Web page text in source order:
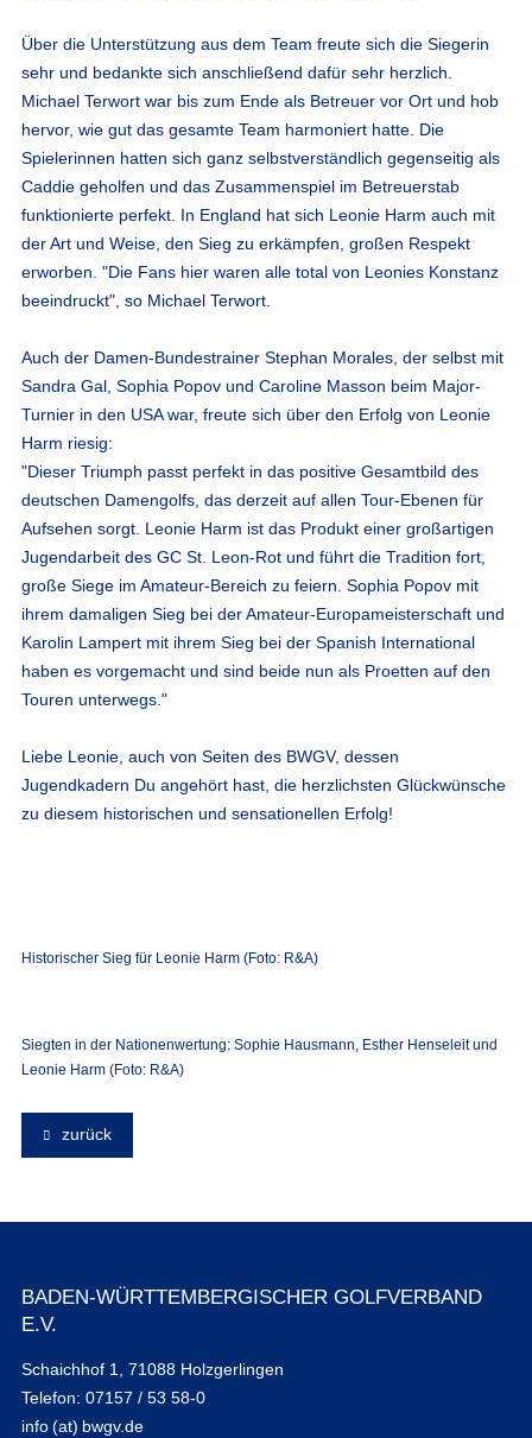
Über die Unterstützung aus dem Team freute sich die Siegerin
sehr und bedankte sich anschließend dafür sehr herzlich.
Michael Terwort war bis zum Ende als Betreuer vor Ort und hob
hervor, wie gut das gesamte Team harmoniert hatte. Die
Spielerinnen hatten sich ganz selbstverständlich gegenseitig als
Caddie geholfen und das Zusammenspiel im Betreuerstab
funktionierte perfekt. In England hat sich Leonie Harm auch mit
der Art und Weise, den Sieg zu erkämpfen, großen Respekt
erworben. "Die Fans hier waren alle total von Leonies Konstanz
beeindruckt", so Michael Terwort.
Auch der Damen-Bundestrainer Stephan Morales, der selbst mit
Sandra Gal, Sophia Popov und Caroline Masson beim Major-
Turnier in den USA war, freute sich über den Erfolg von Leonie
Harm riesig:
"Dieser Triumph passt perfekt in das positive Gesamtbild des
deutschen Damengolfs, das derzeit auf allen Tour-Ebenen für
Aufsehen sorgt. Leonie Harm ist das Produkt einer großartigen
Jugendarbeit des GC St. Leon-Rot und führt die Tradition fort,
große Siege im Amateur-Bereich zu feiern. Sophia Popov mit
ihrem damaligen Sieg bei der Amateur-Europameisterschaft und
Karolin Lampert mit ihrem Sieg bei der Spanish International
haben es vorgemacht und sind beide nun als Proetten auf den
Touren unterwegs."
Liebe Leonie, auch von Seiten des BWGV, dessen
Jugendkadern Du angehört hast, die herzlichsten Glückwünsche
zu diesem historischen und sensationellen Erfolg!
Historischer Sieg für Leonie Harm (Foto: R&A)
Siegten in der Nationenwertung: Sophie Hausmann, Esther Henseleit und
Leonie Harm (Foto: R&A)
zurück
BADEN-WÜRTTEMBERGISCHER GOLFVERBAND
E.V.
Schaichhof 1, 71088 Holzgerlingen
Telefon: 07157 / 53 58-0
info (at) bwgv.de